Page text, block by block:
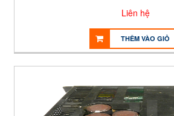
Liên hệ
THÊM VÀO GIỎ